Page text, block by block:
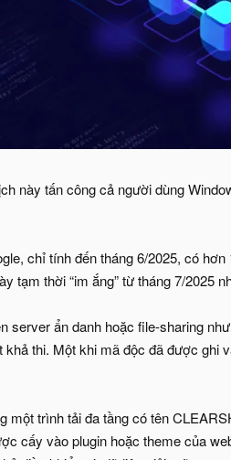
này tấn công cả người dùng
chỉ tính đến tháng 6/2025, có
tạm thời “im ắng” từ tháng 7/2025
server ẩn danh hoặc file-sharing
khả thi. Một khi mã độc đã được ghi
một trình tải đa tầng có tên
cấy vào plugin hoặc theme của